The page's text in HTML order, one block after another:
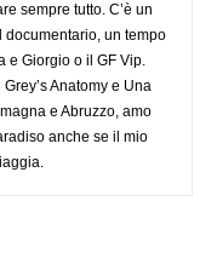
sempre tutto. C’è un
un tempo
e Giorgio o il GF Vip.
Anatomy e Una
e Abruzzo, amo
anche se il mio